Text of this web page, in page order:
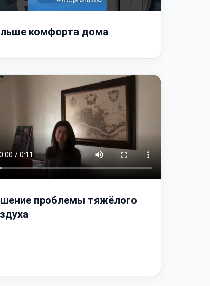
комфорта дома
проблемы тяжёлого